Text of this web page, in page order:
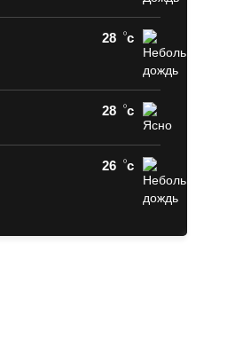
28 c
28 c
26 c